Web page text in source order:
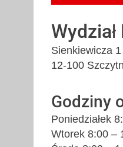
Sienkiewicza 1
12-100
Godziny
Poniedziałek
Wtorek 8:00 –